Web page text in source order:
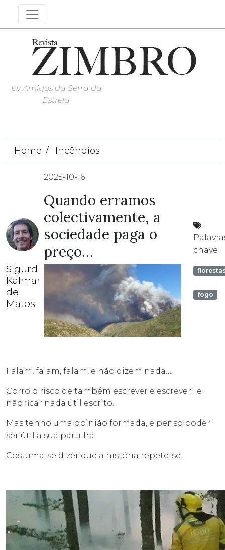
by Amigos da Serra da
Estrela
Home Incêndios
Sigurd
Kalmar
de
Matos
2025-10-16
Quando erramos
colectivamente, a
sociedade paga o
preço…
chave
fogo
Falam, falam, falam, e não dizem nada…
Corro o risco de também escrever e escrever…e
não ficar nada útil escrito.
Mas tenho uma opinião formada, e penso poder
ser útil a sua partilha.
Costuma-se dizer que a história repete-se.